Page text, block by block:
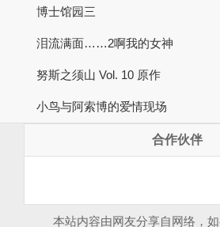
博士馆园三
泪流满面……2啊我的女神
努斯之须山 Vol. 10 原作
小鸟与阿索博的爱情现场
合作伙伴
本站内容由网友分享自网络，如